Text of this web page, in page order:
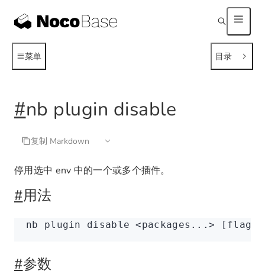
菜单 目录
#nb plugin disable
复制 Markdown
停用选中 env 中的一个或多个插件。
#用法
nb plugin disable <packages.. .> [flags]
#参数